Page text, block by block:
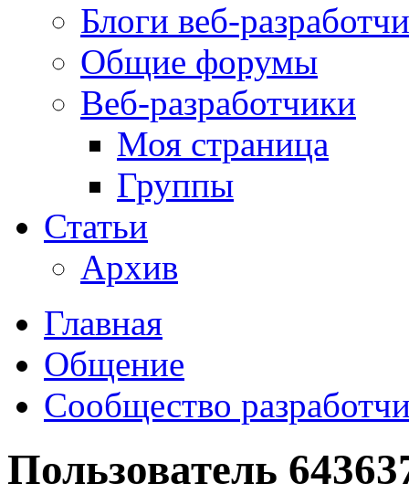
Блоги веб-
Общие форумы
Веб-разработчики
Моя страница
Группы
Статьи
Архив
Главная
Общение
Сообщество
Пользователь